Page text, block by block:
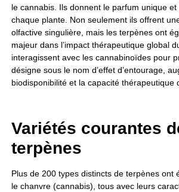
le cannabis. Ils donnent le parfum unique
chaque plante. Non seulement ils offrent
olfactive singulière, mais les terpènes ont
majeur dans l’impact thérapeutique global
interagissent avec les cannabinoïdes pour
désigne sous le nom d’effet d’entourage,
biodisponibilité et la capacité thérapeutique
Variétés courantes
terpènes
Plus de 200 types distincts de terpènes ont
le chanvre (cannabis), tous avec leurs